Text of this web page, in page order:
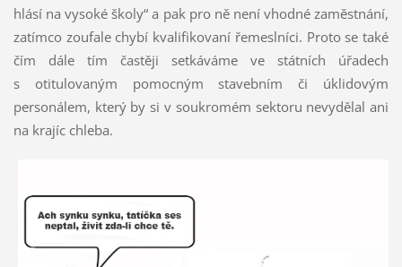
hlásí na vysoké školy“ a pak pro ně není vhodné zaměstnání,
zatímco zoufale chybí kvalifikovaní řemeslníci. Proto se také
čím dále tím častěji setkáváme ve státních úřadech
s otitulovaným pomocným stavebním či úklidovým
personálem, který by si v soukromém sektoru nevydělal ani
na krajíc chleba.